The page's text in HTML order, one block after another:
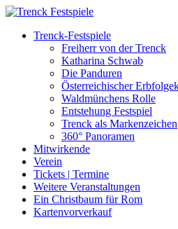
Trenck-Festspiele
Freiherr von der Trenck
Katharina Schwab
Die Panduren
Österreichischer
Waldmünchens Rolle
Entstehung Festspiel
Trenck als Markenzeichen
360° Panoramen
Mitwirkende
Verein
Tickets | Termine
Weitere Veranstaltungen
Ein Christbaum für Rom
Kartenvorverkauf